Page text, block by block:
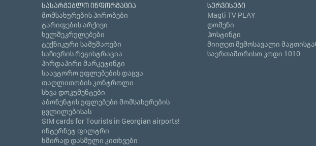
სასარგებლო ინფორმაცია
მომსახურების პირობები
ტარიფების არქივი
ხელშეკრულებები
ტექნიკური სამუშაოები
საჩივრის რეგისტრაცია
პირდაპირი მარკეტინგი
საავტორო უფლებების დაცვა
თაღლითობის კონტროლი
სხვა დოკუმენტები
აბონენტის უფლებები მომსახურების
ცვლილებისას
SIM cards for Tourists in Georgian airports!
ინტერნეტ ფილტრი
ხშირად დასმული კითხვები
სერვისები
Magti TV PLAY
დომენი
ჰოსტინგი
მიიღეთ შემოსავალი
საერთაშორისო კოდი 1010